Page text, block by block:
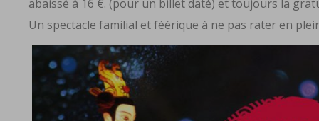
abaissé à 16 €. (pour un billet daté) et toujours la
Un spectacle familial et féérique à ne pas rater en